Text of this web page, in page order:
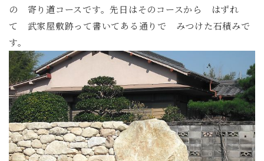
の 寄り道コースです。先日はそのコースから はずれ
て 武家屋敷跡って書いてある通りで みつけた石積みで
す。